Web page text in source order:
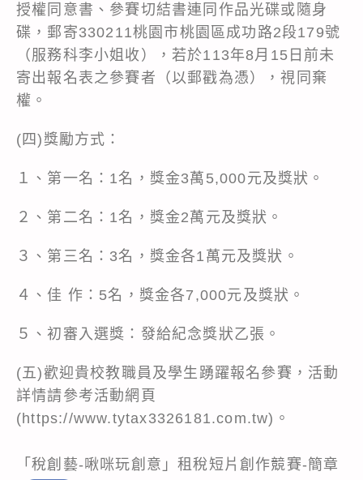
授權同意書、參賽切結書連同作品光碟或隨身
碟，郵寄330211桃園市桃園區成功路2段179號
（服務科李小姐收），若於113年8月15日前未
寄出報名表之參賽者（以郵戳為憑），視同棄
權。
(四)獎勵方式：
１、第一名：1名，獎金3萬5,000元及獎狀。
２、第二名：1名，獎金2萬元及獎狀。
３、第三名：3名，獎金各1萬元及獎狀。
４、佳 作：5名，獎金各7,000元及獎狀。
５、初審入選獎：發給紀念獎狀乙張。
(五)歡迎貴校教職員及學生踴躍報名參賽，活動
詳情請參考活動網頁
(https://www.tytax3326181.com.tw)。
「稅創藝-啾咪玩創意」租稅短片創作競賽-簡章